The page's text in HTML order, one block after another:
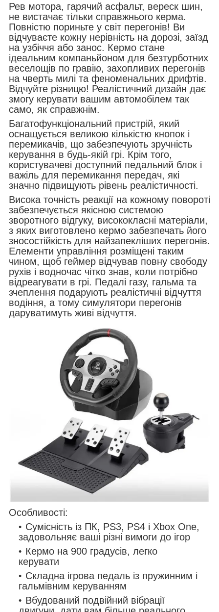
Рев мотора, гарячий асфальт, вереск шин,
не вистачає тільки справжнього керма.
Повністю пориньте у світ перегонів! Ви
відчуваєте кожну нерівність на дорозі, заїзд
на узбіччя або занос. Кермо стане
ідеальним компаньйоном для безтурботних
веселощів по гравію, захопливих перегонів
на чверть милі та феноменальних дрифтів.
Відчуйте різницю! Реалістичний дизайн дає
змогу керувати вашим автомобілем так
само, як справжнім.
Багатофункціональний пристрій, який
оснащується великою кількістю кнопок і
перемикачів, що забезпечують зручність
керування в будь-якій грі. Крім того,
користувачеві доступний педальний блок і
важіль для перемикання передач, які
значно підвищують рівень реалістичності.
Висока точність реакції на кожному повороті
забезпечується якісною системою
зворотного відгуку, висококласні матеріали,
з яких виготовлено кермо забезпечать його
зносостійкість для найзапекліших перегонів.
Елементи управління розміщені таким
чином, щоб геймер відчував повну свободу
рухів і водночас чітко знав, коли потрібно
відреагувати в грі. Педалі газу, гальма та
зчеплення подарують реалістичні відчуття
водіння, а тому симулятори перегонів
даруватимуть живі відчуття.
Особливості:
Сумісність із ПК, PS3, PS4 і Xbox One,
задовольняє ваші різні вимоги до ігор
Кермо на 900 градусів, легко
керувати
Складна ігрова педаль із пружинним і
гальмівним керуванням
Вбудований подвійний вібрації